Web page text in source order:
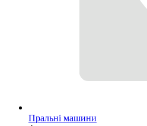
Пральні машини